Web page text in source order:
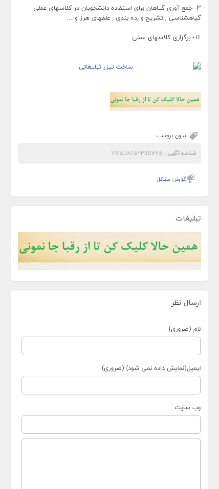
۳- جمع آوری گیاهان برای استفاده دانشجویان در کلاسهای عملی
گیاهشناسی , تشریح و رده بندی , علفهای هرز و …
０- برگزاری کلاسهای عملی
بدون برچسب
شناسه آگهی :
گزارش مشکل
تبلیغات
ارسال نظر
نام (ضروری)
ایمیل(نمایش داده نمی شود) (ضروری)
وب سایت